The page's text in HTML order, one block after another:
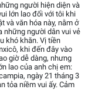
người hiện diện và
lớn lao đối với tôi khi
và văn hóa này, nằm ở
những người dân vui vẻ
khó khăn. Vị tiền
khi đến đây vào
giờ dễ dàng, nhưng
lao của anh chị em:
ngày 21 tháng 3
tỏa niềm vui ấy. Cảm